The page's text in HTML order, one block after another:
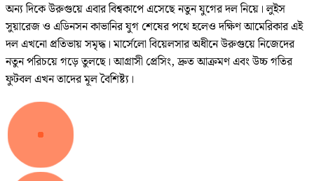
অন্য দিকে উরুগুয়ে এবার বিশ্বকাপে এসেছে নতুন যুগের দল নিয়ে। লুইস
সুয়ারেজ ও এডিনসন কাভানির যুগ শেষের পথে হলেও দক্ষিণ আমেরিকার এই
দল এখনো প্রতিভায় সমৃদ্ধ। মার্সেলো বিয়েলসার অধীনে উরুগুয়ে নিজেদের
নতুন পরিচয়ে গড়ে তুলছে। আগ্রাসী প্রেসিং, দ্রুত আক্রমণ এবং উচ্চ গতির
ফুটবল এখন তাদের মূল বৈশিষ্ট্য।